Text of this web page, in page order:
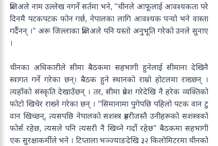
प्रजिअले नाम उल्लेख नगर्ने सर्तमा भने, "चीनले आफूलाई आवश्यकता परे
दिनमै पटकपटक फोन गर्छ, नेपालका लागि आवश्यक पर्‍यो भने वास्ता
गर्दैनन् ।" अरू जिल्लाका प्रजिअले पनि यस्तो अनुभूति गरेको उनले सुनाए
।
चीनका अधिकारीले सीमा बैठकमा सहभागी हुनेलाई सीमाना देखिनै
स्वागत गर्ने गरेका छन्। बैठक हुने स्थानको राम्रो होटलमा राख्छन् ।
त्यहाँको संस्कृति देखाउँछन् । तर, सीमा प्रवेश गरेदेखि नै हरेक व्यक्तिको
फोटो खिचेर राख्ने गरेका छन् । "सिमानामा पुगेपछि पहिलो पटक वान टु
वान खिच्छन्, त्यसपछि नेपालको सशस्त्र प्रहरीजस्तै उनीहरूको सशस्त्रको
फोर्स रहेछ, त्यसले पनि त्यसरी नै खिच्ने गर्दो रहेछ" बैठकमा सहभागी
एक सुरक्षाकर्मीले भने । टिप्ताला भञ्ज्याङदेखि ३२ किलोमिटरमा चीनको